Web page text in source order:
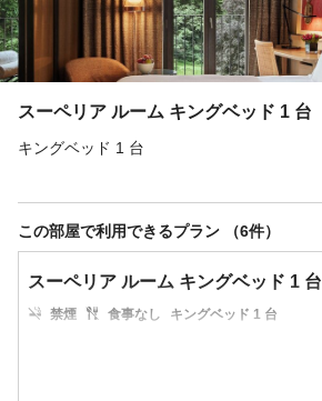
スーペリア ルーム キングベッド 1 台
キングベッド 1 台
この部屋で利用できるプラン （6件）
スーペリア ルーム キングベッド 1 台
禁煙 食事なし
キングベッド 1 台